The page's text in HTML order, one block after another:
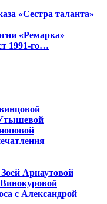
«Сестра таланта»
«Ремарка»
1991-го…
Арнаутовой
с Александрой